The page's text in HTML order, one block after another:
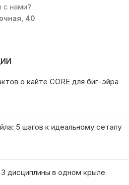
с нами?
40
о кайте CORE для биг-эйра
5 шагов к идеальному сетапу
дисциплины в одном крыле